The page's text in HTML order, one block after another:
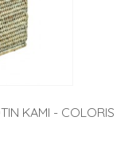
KAMI - COLORIS